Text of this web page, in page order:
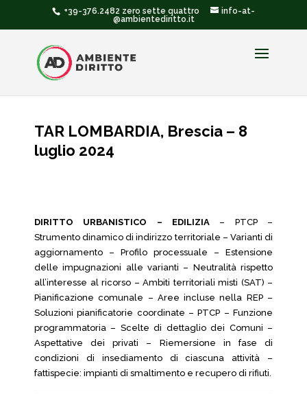
+39-376.2482 zero sette quattro
info-at-
@ambientediritto.it
TAR LOMBARDIA, Brescia – 8
luglio 2024
DIRITTO URBANISTICO – EDILIZIA – PTCP –
Strumento dinamico di indirizzo territoriale – Varianti di
aggiornamento – Profilo processuale – Estensione
delle impugnazioni alle varianti – Neutralità rispetto
all’interesse al ricorso – Ambiti territoriali misti (SAT) –
Pianificazione comunale – Aree incluse nella REP –
Soluzioni pianificatorie coordinate – PTCP – Funzione
programmatoria – Scelte di dettaglio dei Comuni –
Aspettative dei privati – Riemersione in fase di
condizioni di insediamento di ciascuna attività –
fattispecie: impianti di smaltimento e recupero di rifiuti.